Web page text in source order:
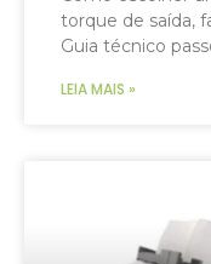
torque de saída,
Guia técnico
LEIA MAIS »